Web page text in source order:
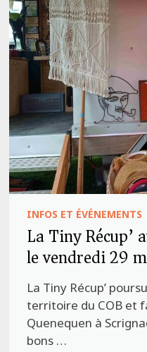
INFOS ET ÉVÉNEMENTS
La Tiny Récup’
le vendredi 29
La Tiny Récup’
territoire du COB et
Quenequen à
bons …